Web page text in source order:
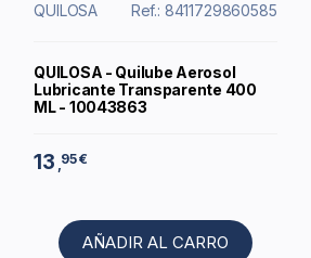
QUILOSA Ref.: 8411729860585
QUILOSA - Quilube Aerosol
Lubricante Transparente 400
ML - 10043863
13 ,95 €
AÑADIR AL CARRO